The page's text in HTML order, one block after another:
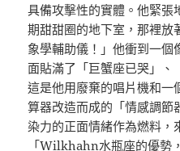
具備攻擊性的實體。他緊張
期甜甜圈的地下室，那裡放
象學輔助儀！」他衝到一個
面貼滿了「巨蟹座已哭」、
這是他用廢棄的唱片機和一
算器改造而成的「情感調節
染力的正面情緒作為燃料，
「Wilkhahn水瓶座的優勢